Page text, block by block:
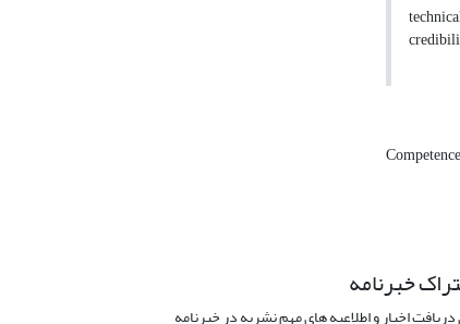
خبرنامه
دریافت اخبار و اطلاعیه های مهم نشریه در خبرنامه